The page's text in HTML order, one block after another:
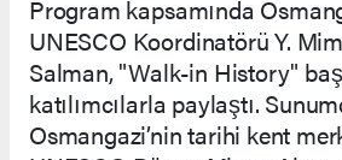
Program kapsamında
UNESCO Koordinatörü Y.
Salman, "Walk-in History"
katılımcılarla paylaştı.
Osmangazi’nin tarihi kent